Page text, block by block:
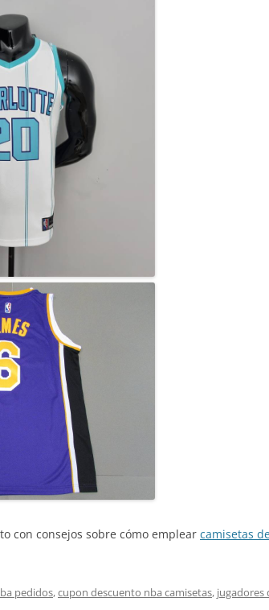
con consejos sobre cómo emplear camisetas
pedidos,cupon descuento nba camisetas, jugadores